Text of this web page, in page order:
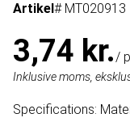
Artikel# MT020913
3,74 kr./
Inklusive moms,
Specifications: